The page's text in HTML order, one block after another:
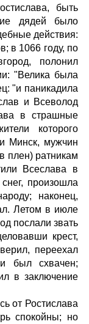
быть
дядей было
действия:
в 1066 году, по
полонил
"Велика была
"и паникадила
и Всеволод
в страшные
которого
Минск, мужчин
плен) ратникам
Всеслава в
произошла
наконец,
Летом в июле
послали звать
крест,
переехал
был схвачен;
в заключение
от Ростислава
спокойны; но